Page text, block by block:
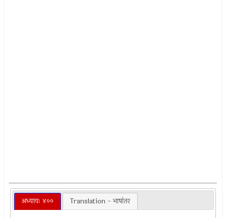
अध्यायः ४०० Translation - भाषांतर